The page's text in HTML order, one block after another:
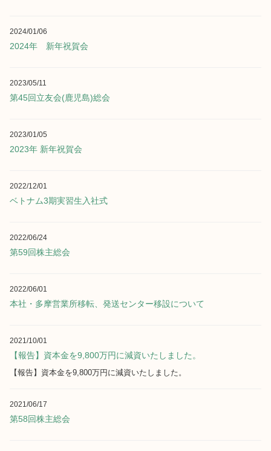
2024/01/06
2024年 新年祝賀会
2023/05/11
第45回立友会(鹿児島)総会
2023/01/05
2023年 新年祝賀会
2022/12/01
ベトナム3期実習生入社式
2022/06/24
第59回株主総会
2022/06/01
本社・多摩営業所移転、発送センター移設について
2021/10/01
【報告】資本金を9,800万円に減資いたしました。
【報告】資本金を9,800万円に減資いたしました。
2021/06/17
第58回株主総会